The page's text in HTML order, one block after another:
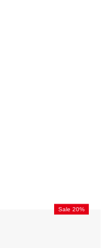
Sale 20%